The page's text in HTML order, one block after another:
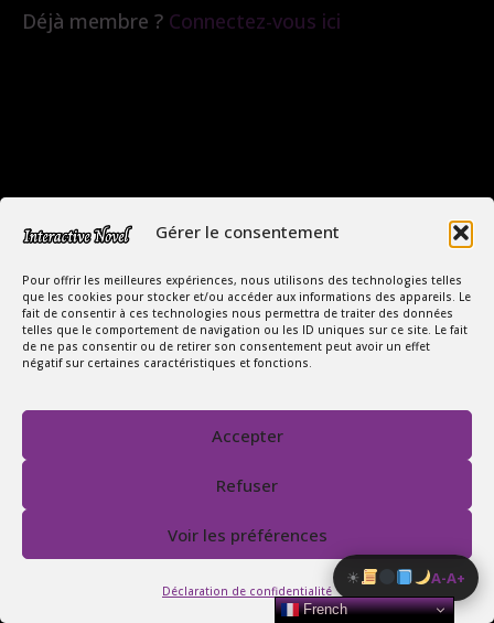
Gérer le consentement
Pour offrir les meilleures expériences, nous utilisons des technologies telles
que les cookies pour stocker et/ou accéder aux informations des appareils. Le
fait de consentir à ces technologies nous permettra de traiter des données
telles que le comportement de navigation ou les ID uniques sur ce site. Le fait
de ne pas consentir ou de retirer son consentement peut avoir un effet
négatif sur certaines caractéristiques et fonctions.
Accepter
Refuser
Voir les préférences
Déclaration de confidentialité
☀ A-A+
Déjà membre ? Connectez-vous ici
Copyright Interactive Novel © 2026
Le Monde Captivant des Romances
Conditions Générales de Vente
Politique de confidentialité
French